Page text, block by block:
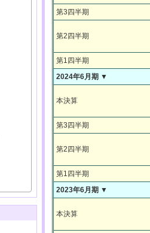
第3四半期
第2四半期
第1四半期
2024年6月期 ▼
本決算
第3四半期
第2四半期
第1四半期
2023年6月期 ▼
本決算